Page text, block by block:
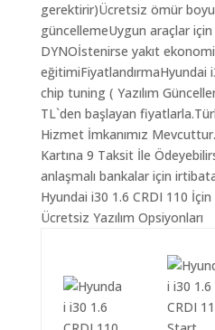
gerektirir)Ücretsiz ömür boyu
güncellemeUygun araçlar için
DYNOİstenirse yakıt
eğitimiFiyatlandırmaHyundai
chip tuning ( Yazılım
TL`den başlayan
Hizmet İmkanımız
Kartına 9 Taksit İle
anlaşmalı bankalar için
Hyundai i30 1.6 CRDI 110
Ücretsiz Yazılım Opsiyonları